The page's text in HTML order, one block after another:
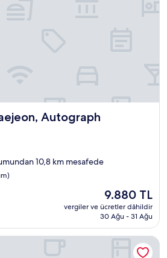
Autograph
Autograph Collection
10,8 km mesafede
Güncel
fiyat:
9.880 TL
9.880 TL
vergiler ve ücretler dâhildir
30 Ağu - 31 Ağu
Yuseong